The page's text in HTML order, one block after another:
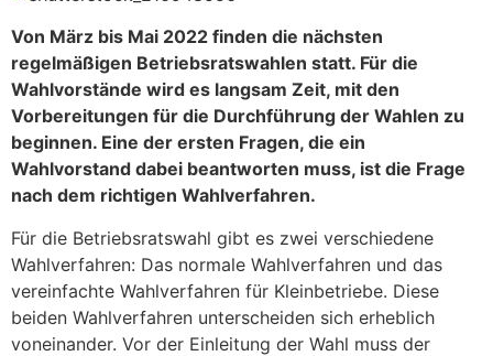
Von März bis Mai 2022 finden die nächsten
regelmäßigen Betriebsratswahlen statt. Für die
Wahlvorstände wird es langsam Zeit, mit den
Vorbereitungen für die Durchführung der Wahlen zu
beginnen. Eine der ersten Fragen, die ein
Wahlvorstand dabei beantworten muss, ist die Frage
nach dem richtigen Wahlverfahren.
Für die Betriebsratswahl gibt es zwei verschiedene
Wahlverfahren: Das normale Wahlverfahren und das
vereinfachte Wahlverfahren für Kleinbetriebe. Diese
beiden Wahlverfahren unterscheiden sich erheblich
voneinander. Vor der Einleitung der Wahl muss der